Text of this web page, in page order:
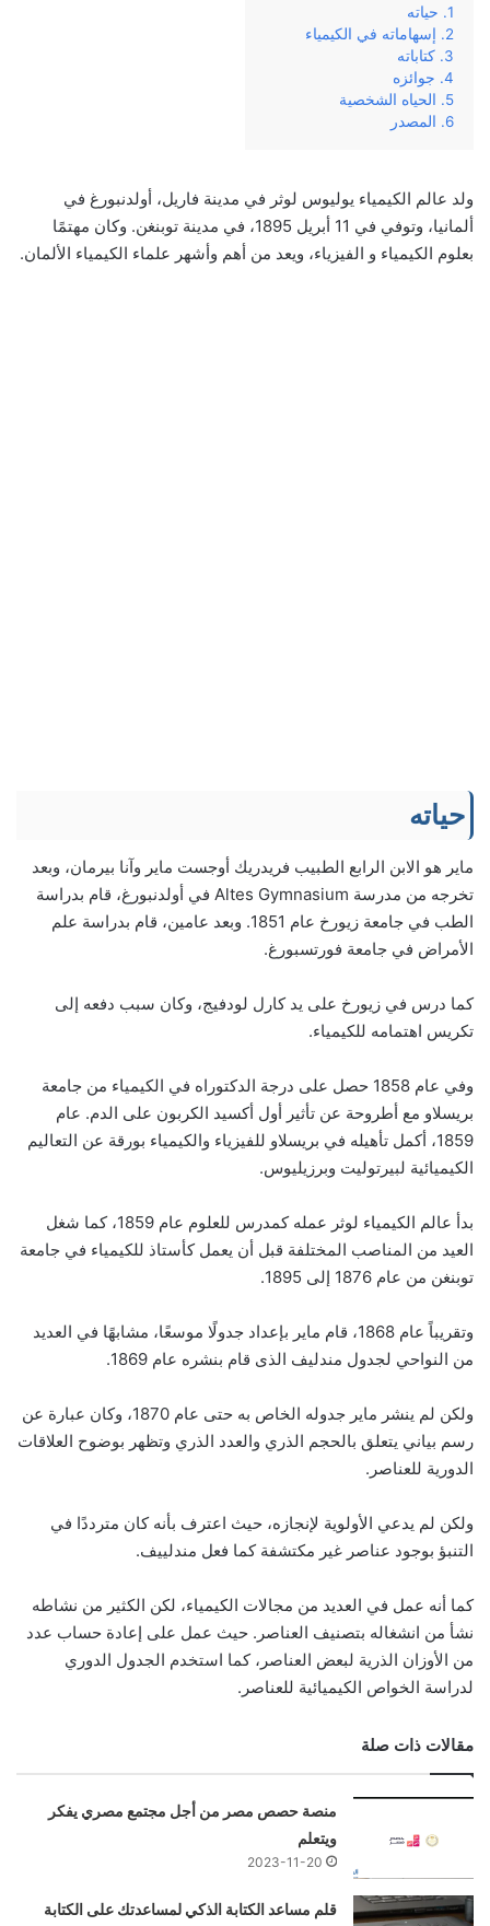
حياته
إسهاماته في الكيمياء
كتاباته
جوائزه
الحياه الشخصية
المصدر
ولد عالم الكيمياء يوليوس لوثر في مدينة فاريل، أولدنبورغ في
ألمانيا، وتوفي في 11 أبريل 1895، في مدينة توبنغن. وكان مهتمًا
بعلوم الكيمياء و الفيزياء، ويعد من أهم وأشهر علماء الكيمياء الألمان.
حياته
ماير هو الابن الرابع الطبيب فريدريك أوجست ماير وآنا بيرمان، وبعد
تخرجه من مدرسة Altes Gymnasium في أولدنبورغ، قام بدراسة
الطب في جامعة زيورخ عام 1851. وبعد عامين، قام بدراسة علم
الأمراض في جامعة فورتسبورغ.
كما درس في زيورخ على يد كارل لودفيج، وكان سبب دفعه إلى
تكريس اهتمامه للكيمياء.
وفي عام 1858 حصل على درجة الدكتوراه في الكيمياء من جامعة
بريسلاو مع أطروحة عن تأثير أول أكسيد الكربون على الدم. عام
1859، أكمل تأهيله في بريسلاو للفيزياء والكيمياء بورقة عن التعاليم
الكيميائية لبيرتوليت وبرزيليوس.
بدأ عالم الكيمياء لوثر عمله كمدرس للعلوم عام 1859، كما شغل
العيد من المناصب المختلفة قبل أن يعمل كأستاذ للكيمياء في جامعة
توبنغن من عام 1876 إلى 1895.
وتقريباً عام 1868، قام ماير بإعداد جدولًا موسعًا، مشابهًا في العديد
من النواحي لجدول مندليف الذى قام بنشره عام 1869.
ولكن لم ينشر ماير جدوله الخاص به حتى عام 1870، وكان عبارة عن
رسم بياني يتعلق بالحجم الذري والعدد الذري وتظهر بوضوح العلاقات
الدورية للعناصر.
ولكن لم يدعي الأولوية لإنجازه، حيث اعترف بأنه كان مترددًا في
التنبؤ بوجود عناصر غير مكتشفة كما فعل مندلييف.
كما أنه عمل في العديد من مجالات الكيمياء، لكن الكثير من نشاطه
نشأ من انشغاله بتصنيف العناصر. حيث عمل على إعادة حساب عدد
من الأوزان الذرية لبعض العناصر، كما استخدم الجدول الدوري
لدراسة الخواص الكيميائية للعناصر.
مقالات ذات صلة
منصة حصص مصر من أجل مجتمع مصري يفكر
ويتعلم
2023-11-20
قلم مساعد الكتابة الذكي لمساعدتك على الكتابة